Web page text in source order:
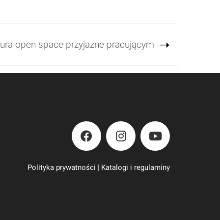
open space przyjazne pracującym
Polityka prywatności | Katalogi i regulaminy